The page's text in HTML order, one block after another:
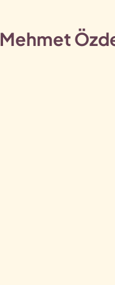
Mehmet